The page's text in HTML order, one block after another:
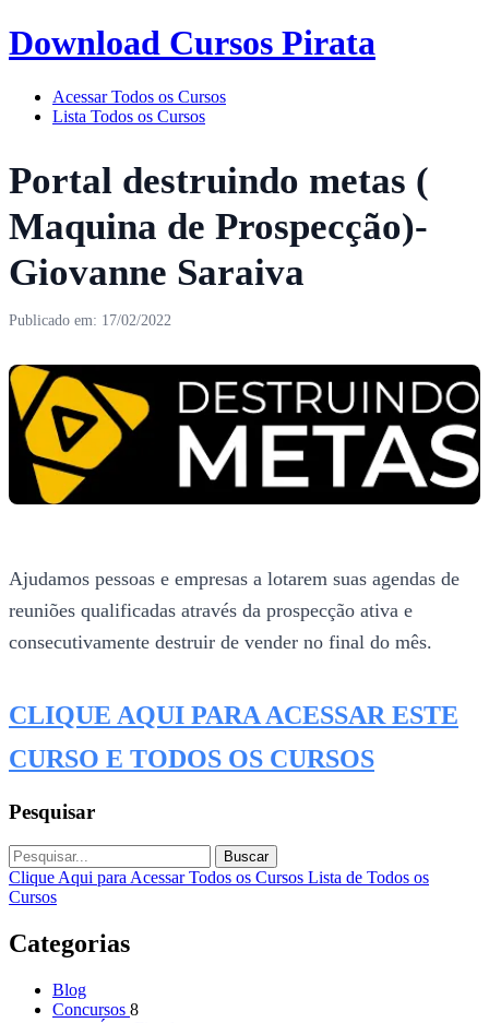
Download Cursos Pirata
Acessar Todos os Cursos
Lista Todos os Cursos
Portal destruindo metas (
Maquina de Prospecção)-
Giovanne Saraiva
Publicado em: 17/02/2022
Ajudamos pessoas e empresas a lotarem suas agendas de
reuniões qualificadas através da prospecção ativa e
consecutivamente destruir de vender no final do mês.
CLIQUE AQUI PARA ACESSAR ESTE
CURSO E TODOS OS CURSOS
Pesquisar
Buscar
Clique Aqui para Acessar Todos os Cursos Lista de Todos os
Cursos
Categorias
Blog
Concursos 8